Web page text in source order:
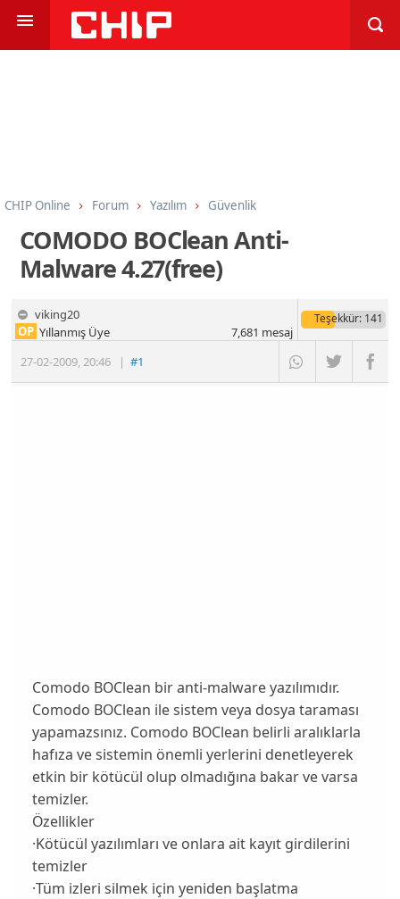
CHIP Online Forum Yazılım Güvenlik
COMODO BOClean Anti-
Malware 4.27(free)
viking20
27-02-2009,20:46 |#1
OP Yıllanmış Üye
Teşekkür: 141
7,681 mesaj
Comodo BOClean bir anti-malware yazılımıdır.
Comodo BOClean ile sistem veya dosya taraması
yapamazsınız. Comodo BOClean belirli aralıklarla
hafıza ve sistemin önemli yerlerini denetleyerek
etkin bir kötücül olup olmadığına bakar ve varsa
temizler.
Özellikler
·Kötücül yazılımları ve onlara ait kayıt girdilerini
temizler
·Tüm izleri silmek için yeniden başlatma